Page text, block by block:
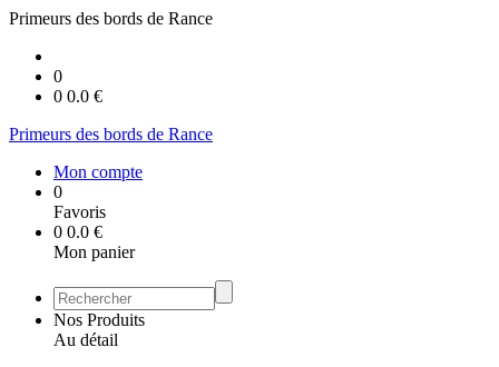
Primeurs des bords de Rance
0
0 0.0 €
Primeurs des bords de Rance
Mon compte
0
Favoris
0 0.0 €
Mon panier
Nos Produits
Au détail